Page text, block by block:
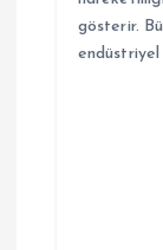
gösterir.